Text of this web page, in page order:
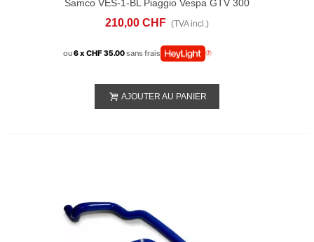
Samco VES-1-BL Piaggio Vespa GTV 300
(2010-14) RADIATOR HOSE KITS
210,00 CHF (TVA incl.)
ou6 x CHF 35.00sans frais
AJOUTER AU PANIER